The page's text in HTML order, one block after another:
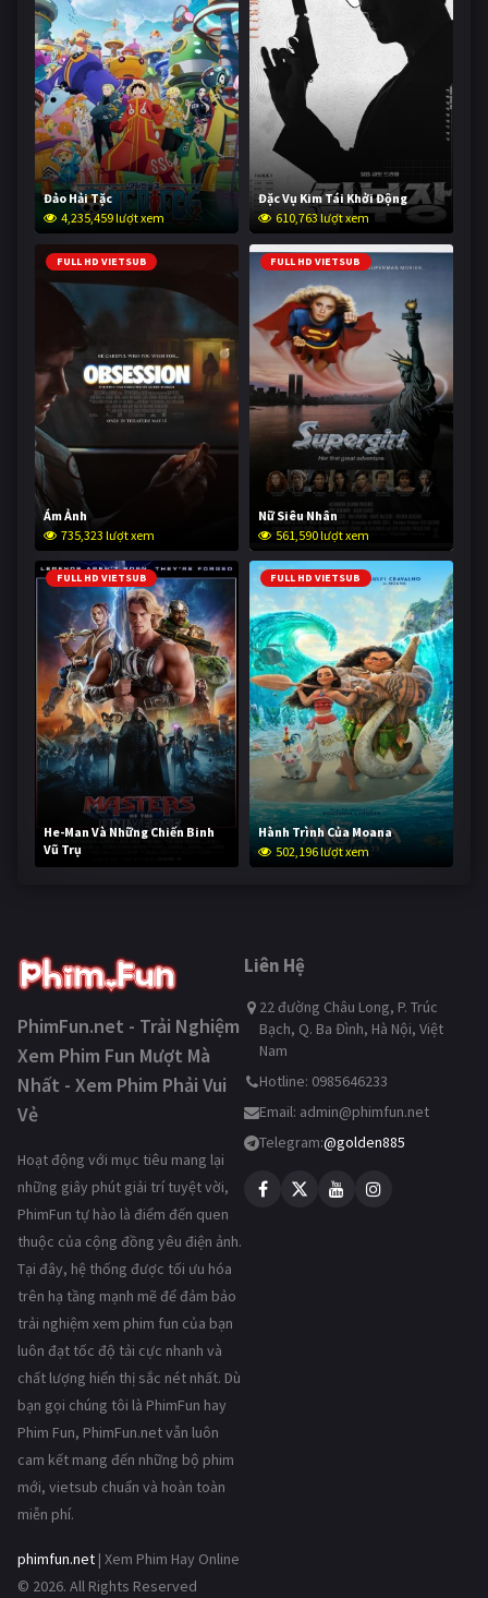
Đảo Hải Tặc
4,235,459 lượt xem
Đặc Vụ Kim Tái Khởi Động
610,763 lượt xem
FULL HD VIETSUB
Ám Ảnh
735,323 lượt xem
FULL HD VIETSUB
Nữ Siêu Nhân
561,590 lượt xem
FULL HD VIETSUB
He-Man Và Những Chiến Binh
Vũ Trụ
252,013 lượt xem
FULL HD VIETSUB
Hành Trình Của Moana
502,196 lượt xem
PhimFun.net - Trải Nghiệm
Xem Phim Fun Mượt Mà
Nhất - Xem Phim Phải Vui
Vẻ
Hoạt động với mục tiêu mang lại
những giây phút giải trí tuyệt vời,
PhimFun tự hào là điểm đến quen
thuộc của cộng đồng yêu điện ảnh.
Tại đây, hệ thống được tối ưu hóa
trên hạ tầng mạnh mẽ để đảm bảo
trải nghiệm xem phim fun của bạn
luôn đạt tốc độ tải cực nhanh và
chất lượng hiển thị sắc nét nhất. Dù
bạn gọi chúng tôi là PhimFun hay
Phim Fun, PhimFun.net vẫn luôn
cam kết mang đến những bộ phim
mới, vietsub chuẩn và hoàn toàn
miễn phí.
phimfun.net | Xem Phim Hay Online
© 2026. All Rights Reserved
Liên Hệ
22 đường Châu Long, P. Trúc
Bạch, Q. Ba Đình, Hà Nội, Việt
Nam
Hotline: 0985646233
Email: admin@phimfun.net
Telegram:@golden885